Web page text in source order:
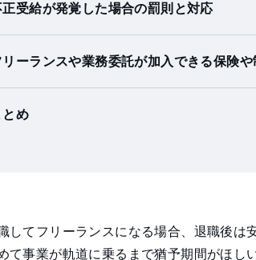
正受給が発覚した場合の罰則と対応
リーランスや業務委託が加入できる保険や
とめ
してフリーランスになる場合、退職後は
て事業が軌道に乗るまで猶予期間がほ